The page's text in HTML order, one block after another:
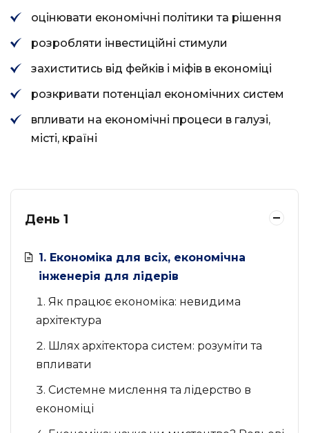
оцінювати економічні політики та рішення
розробляти інвестиційні стимули
захиститись від фейків і міфів в економіці
розкривати потенціал економічних систем
впливати на економічні процеси в галузі,
місті, країні
День 1
1. Економіка для всіх, економічна
інженерія для лідерів
Як працює економіка: невидима
архітектура
Шлях архітектора систем: розуміти та
впливати
Системне мислення та лідерство в
економіці